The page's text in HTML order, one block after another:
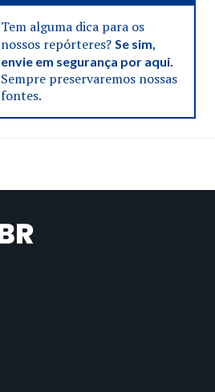
Tem alguma dica para os
nossos repórteres? Se sim,
envie em segurança por aqui.
Sempre preservaremos nossas
fontes.